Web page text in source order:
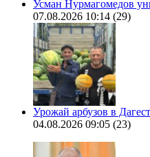
Усман Нурмагомедов
07.08.2026 10:14 (29)
Урожай арбузов в
04.08.2026 09:05 (23)